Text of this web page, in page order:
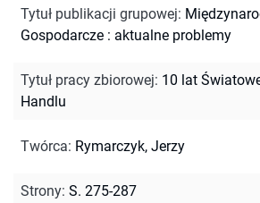
Tytuł publikacji grupowej:
Gospodarcze : aktualne problemy
Tytuł pracy zbiorowej: 10 lat
Handlu
Twórca: Rymarczyk, Jerzy
Strony: S. 275-287